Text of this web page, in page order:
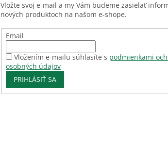
Vložte svoj e-mail a my Vám budeme zasielať
nových produktoch na našom e-shope.
Email
Vložením e-mailu súhlasíte s podmienkami
osobných údajov
PRIHLÁSIŤ SA